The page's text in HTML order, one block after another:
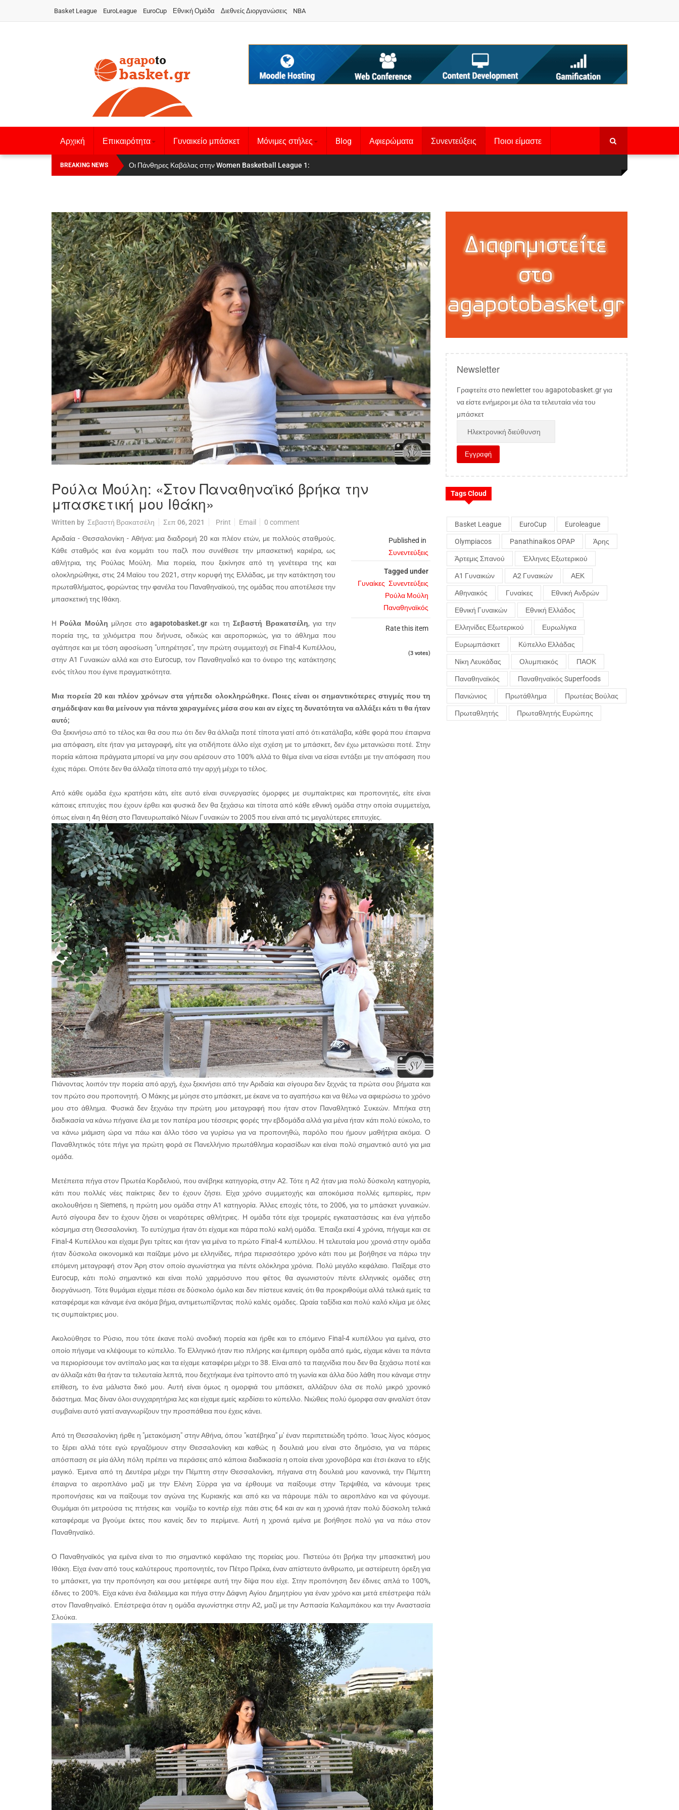
Basket League EuroLeague EuroCup Εθνική Ομάδα Διεθνείς Διοργανώσεις NBA
Αρχική Επικαιρότητα Γυναικείο μπάσκετ Μόνιμες στήλες Blog Αφιερώματα Συνεντεύξεις Ποιοι είμαστε
BREAKING NEWS Οι Πάνθηρες Καβάλας στην Women Basketball League 1
Αναχώρησε για τα Γιάννενα η Εθνική Γυναικών
Ρούλα Μούλη: «Στον Παναθηναϊκό βρήκα την
μπασκετική μου Ιθάκη»
Written by Σεβαστή Βρακατσέλη Σεπ 06, 2021 Print Email 0 comment
Published in
Συνεντεύξεις
Tagged under
Γυναίκες Συνεντεύξεις
Ρούλα Μούλη
Παναθηναϊκός
Rate this item
(3 votes)
Αριδαία - Θεσσαλονίκη - Αθήνα: μια διαδρομή 20 και πλέον ετών, με πολλούς σταθμούς.
Κάθε σταθμός και ένα κομμάτι του παζλ που συνέθεσε την μπασκετική καριέρα, ως
αθλήτρια, της Ρούλας Μούλη. Μια πορεία, που ξεκίνησε από τη γενέτειρα της και
ολοκληρώθηκε, στις 24 Μαϊου του 2021, στην κορυφή της Ελλάδας, με την κατάκτηση του
πρωταθλήματος, φορώντας την φανέλα του Παναθηναϊκού, της ομάδας που αποτέλεσε την
μπασκετική της Ιθάκη.
Η Ρούλα Μούλη μίλησε στοagapotobasket.gr και τηΣεβαστή Βρακατσέλη, για την
πορεία της, τα χιλιόμετρα που διήνυσε, οδικώς και αεροπορικώς, για το άθλημα που
αγάπησε και με τόση αφοσίωση "υπηρέτησε", την πρώτη συμμετοχή σε Final-4 Κυπέλλου,
στην Α1 Γυναικών αλλά και στο Eurocup, τον ΠαναθηναΪκό και το όνειρο της κατάκτησης
ενός τίτλου που έγινε πραγματικότητα.
Μια πορεία 20 και πλέον χρόνων στα γήπεδα ολοκληρώθηκε. Ποιες είναι οι σημαντικότερες στιγμές που τη
σημάδεψαν και θα μείνουν για πάντα χαραγμένες μέσα σου και αν είχες τη δυνατότητα να αλλάξει κάτι τι θα ήταν
αυτό;
Θα ξεκινήσω από το τέλος και θα σου πω ότι δεν θα άλλαζα ποτέ τίποτα γιατί από ότι κατάλαβα, κάθε φορά που έπαιρνα
μια απόφαση, είτε ήταν για μεταγραφή, είτε για οτιδήποτε άλλο είχε σχέση με το μπάσκετ, δεν έχω μετανιώσει ποτέ. Στην
πορεία κάποια πράγματα μπορεί να μην σου αρέσουν στο 100% αλλά το θέμα είναι να είσαι εντάξει με την απόφαση που
έχεις πάρει. Οπότε δεν θα άλλαζα τίποτα από την αρχή μέχρι το τέλος.
Από κάθε ομάδα έχω κρατήσει κάτι, είτε αυτό είναι συνεργασίες όμορφες με συμπαίκτριες και προπονητές, είτε είναι
κάποιες επιτυχίες που έχουν έρθει και φυσικά δεν θα ξεχάσω και τίποτα από κάθε εθνική ομάδα στην οποία συμμετείχα,
όπως είναι η 4η θέση στο Πανευρωπαϊκό Νέων Γυναικών το 2005 που είναι από τις μεγαλύτερες επιτυχίες.
Πιάνοντας λοιπόν την πορεία από αρχή, έχω ξεκινήσει από την Αριδαία και σίγουρα δεν ξεχνάς τα πρώτα σου βήματα και
τον πρώτο σου προπονητή. Ο Μάκης με μύησε στο μπάσκετ, με έκανε να το αγαπήσω και να θέλω να αφιερώσω το χρόνο
μου στο άθλημα. Φυσικά δεν ξεχνάω την πρώτη μου μεταγραφή που ήταν στον Παναθλητικό Συκεών. Μπήκα στη
διαδικασία να κάνω πήγαινε έλα με τον πατέρα μου τέσσερις φορές την εβδομάδα αλλά για μένα ήταν κάτι πολύ εύκολο, το
να κάνω μιάμιση ώρα να πάω και άλλο τόσο να γυρίσω για να προπονηθώ, παρόλο που ήμουν μαθήτρια ακόμα. Ο
Παναθλητικός τότε πήγε για πρώτη φορά σε Πανελλήνιο πρωτάθλημα κορασίδων και είναι πολύ σημαντικό αυτό για μια
ομάδα.
Μετέπειτα πήγα στον Πρωτέα Κορδελιού, που ανέβηκε κατηγορία, στην Α2. Τότε η Α2 ήταν μια πολύ δύσκολη κατηγορία,
κάτι που πολλές νέες παίκτριες δεν το έχουν ζήσει. Είχα χρόνο συμμετοχής και αποκόμισα πολλές εμπειρίες, πριν
ακολουθήσει η Siemens, η πρώτη μου ομάδα στην Α1 κατηγορία. Άλλες εποχές τότε, το 2006, για το μπάσκετ γυναικών.
Αυτό σίγουρα δεν το έχουν ζήσει οι νεαρότερες αθλήτριες. Η ομάδα τότε είχε τρομερές εγκαταστάσεις και ένα γήπεδο
κόσμημα στη Θεσσαλονίκη. Το ευτύχημα ήταν ότι είχαμε και πάρα πολύ καλή ομάδα. Έπαιξα εκεί 4 χρόνια, πήγαμε και σε
Final-4 Κυπέλλου και είχαμε βγει τρίτες και ήταν για μένα το πρώτο Final-4 κυπέλλου. Η τελευταία μου χρονιά στην ομάδα
ήταν δύσκολα οικονομικά και παίζαμε μόνο με ελληνίδες, πήρα περισσότερο χρόνο κάτι που με βοήθησε να πάρω την
επόμενη μεταγραφή στον Άρη στον οποίο αγωνίστηκα για πέντε ολόκληρα χρόνια. Πολύ μεγάλο κεφάλαιο. Παίξαμε στο
Eurocup, κάτι πολύ σημαντικό και είναι πολύ χαρμόσυνο που φέτος θα αγωνιστούν πέντε ελληνικές ομάδες στη
διοργάνωση. Τότε θυμάμαι είχαμε πέσει σε δύσκολο όμιλο και δεν πίστευε κανείς ότι θα προκριθούμε αλλά τελικά εμείς τα
καταφέραμε και κάναμε ένα ακόμα βήμα, αντιμετωπίζοντας πολύ καλές ομάδες. Ωραία ταξίδια και πολύ καλό κλίμα με όλες
τις συμπαίκτριες μου.
Ακολούθησε το Ρύσιο, που τότε έκανε πολύ ανοδική πορεία και ήρθε και το επόμενο Final-4 κυπέλλου για εμένα, στο
οποίο πήγαμε να κλέψουμε το κύπελλο. Το Ελληνικό ήταν πιο πλήρης και έμπειρη ομάδα από εμάς, είχαμε κάνει τα πάντα
να περιορίσουμε τον αντίπαλο μας και τα είχαμε καταφέρει μέχρι το 38. Είναι από τα παιχνίδια που δεν θα ξεχάσω ποτέ και
αν άλλαζα κάτι θα ήταν τα τελευταία λεπτά, που δεχτήκαμε ένα τρίποντο από τη γωνία και άλλα δύο λάθη που κάναμε στην
επίθεση, το ένα μάλιστα δικό μου. Αυτή είναι όμως η ομορφιά του μπάσκετ, αλλάζουν όλα σε πολύ μικρό χρονικό
διάστημα. Μας δίναν όλοι συγχαρητήρια λες και είχαμε εμείς κερδίσει το κύπελλο. Νιώθεις πολύ όμορφα σαν φιναλίστ όταν
συμβαίνει αυτό γιατί αναγνωρίζουν την προσπάθεια που έχεις κάνει.
Από τη Θεσσαλονίκη ήρθε η "μετακόμιση" στην Αθήνα, όπου "κατέβηκα" μ' έναν περιπετειώδη τρόπο. Ίσως λίγος κόσμος
το ξέρει αλλά τότε εγώ εργαζόμουν στην Θεσσαλονίκη και καθώς η δουλειά μου είναι στο δημόσιο, για να πάρεις
απόσπαση σε μία άλλη πόλη πρέπει να περάσεις από κάποια διαδικασία η οποία είναι χρονοβόρα και έτσι έκανα το εξής
μαγικό. Έμενα από τη Δευτέρα μέχρι την Πέμπτη στην Θεσσαλονίκη, πήγαινα στη δουλειά μου κανονικά, την Πέμπτη
έπαιρνα το αεροπλάνο μαζί με την Ελένη Σύρρα για να έρθουμε να παίξουμε στην Τερψιθέα, να κάνουμε τρεις
προπονήσεις και να παίξουμε τον αγώνα της Κυριακής και από κει να πάρουμε πάλι το αεροπλάνο και να φύγουμε.
Θυμάμαι ότι μετρούσα τις πτήσεις και νομίζω το κοντέρ είχε πάει στις 64 και αν και η χρονιά ήταν πολύ δύσκολη τελικά
καταφέραμε να βγούμε έκτες που κανείς δεν το περίμενε. Αυτή η χρονιά εμένα με βοήθησε πολύ για να πάω στον
Παναθηναϊκό.
Ο Παναθηναϊκός για εμένα είναι το πιο σημαντικό κεφάλαιο της πορείας μου. Πιστεύω ότι βρήκα την μπασκετική μου
Ιθάκη. Είχα έναν από τους καλύτερους προπονητές, τον Πέτρο Πρέκα, έναν απίστευτο άνθρωπο, με αστείρευτη όρεξη για
το μπάσκετ, για την προπόνηση και σου μετέφερε αυτή την δίψα που είχε. Στην προπόνηση δεν έδινες απλά το 100%,
έδινες το 200%. Είχα κάνει ένα διάλειμμα και πήγα στην Δάφνη Αγίου Δημητρίου για έναν χρόνο και μετά επέστρεψα πάλι
στον Παναθηναϊκό. Επέστρεψα όταν η ομάδα αγωνίστηκε στην Α2, μαζί με την Ασπασία Καλαμπάκου και την Αναστασία
Σλούκα.
Newsletter
Γραφτείτε στο newletter του agapotobasket.gr για
να είστε ενήμεροι με όλα τα τελευταία νέα του
μπάσκετ
Tags Cloud
Basket League EuroCup Euroleague
Olympiacos Panathinaikos OPAP Άρης
Άρτεμις Σπανού Έλληνες Εξωτερικού
Α1 Γυναικών Α2 Γυναικών ΑΕΚ
Αθηναικός Γυναίκες Εθνική Ανδρών
Εθνική Γυναικών Εθνική Ελλάδος
Ελληνίδες Εξωτερικού Ευρωλίγκα
Ευρωμπάσκετ Κύπελλο Ελλάδας
Νίκη Λευκάδας Ολυμπιακός ΠΑΟΚ
Παναθηναϊκός Παναθηναϊκός Superfoods
Πανιώνιος Πρωτάθλημα Πρωτέας Βούλας
Πρωταθλητής Πρωταθλητής Ευρώπης